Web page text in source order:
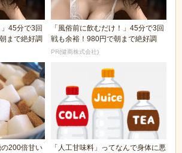
」45分で3回
まで絶好調
「風俗前に飲むだけ！」45分で3回
戦も余裕！980円で朝まで絶好調
PR(健商株式会社)
200倍甘い
「人工甘味料」ってなんで身体に悪